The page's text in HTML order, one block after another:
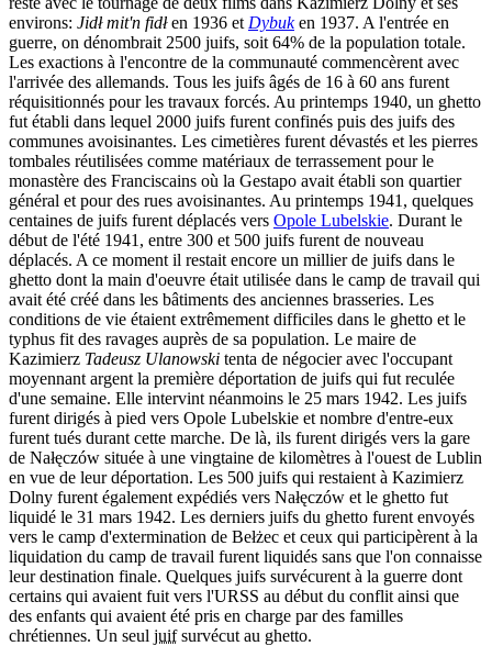
environs: Jidł mit'n fidłen 1936 et Dybuken 1937. A l'entrée en
guerre, on dénombrait 2500 juifs, soit 64% de la population totale.
Les exactions à l'encontre de la communauté commencèrent avec
l'arrivée des allemands. Tous les juifs âgés de 16 à 60 ans furent
réquisitionnés pour les travaux forcés. Au printemps 1940, un ghetto
fut établi dans lequel 2000 juifs furent confinés puis des juifs des
communes avoisinantes. Les cimetières furent dévastés et les pierres
tombales réutilisées comme matériaux de terrassement pour le
monastère des Franciscains où la Gestapo avait établi son quartier
général et pour des rues avoisinantes. Au printemps 1941, quelques
centaines de juifs furent déplacés vers Opole Lubelskie. Durant le
début de l'été 1941, entre 300 et 500 juifs furent de nouveau
déplacés. A ce moment il restait encore un millier de juifs dans le
ghetto dont la main d'oeuvre était utilisée dans le camp de travail qui
avait été créé dans les bâtiments des anciennes brasseries. Les
conditions de vie étaient extrêmement difficiles dans le ghetto et le
typhus fit des ravages auprès de sa population. Le maire de
Kazimierz Tadeusz Ulanowski tenta de négocier avec l'occupant
moyennant argent la première déportation de juifs qui fut reculée
d'une semaine. Elle intervint néanmoins le 25 mars 1942. Les juifs
furent dirigés à pied vers Opole Lubelskie et nombre d'entre-eux
furent tués durant cette marche. De là, ils furent dirigés vers la gare
de Nałęczów située à une vingtaine de kilomètres à l'ouest de Lublin
en vue de leur déportation. Les 500 juifs qui restaient à Kazimierz
Dolny furent également expédiés vers Nałęczów et le ghetto fut
liquidé le 31 mars 1942. Les derniers juifs du ghetto furent envoyés
vers le camp d'extermination de Bełżec et ceux qui participèrent à la
liquidation du camp de travail furent liquidés sans que l'on connaisse
leur destination finale. Quelques juifs survécurent à la guerre dont
certains qui avaient fuit vers l'URSS au début du conflit ainsi que
des enfants qui avaient été pris en charge par des familles
chrétiennes. Un seul juifsurvécut au ghetto.